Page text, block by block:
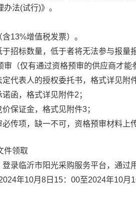
法(试行)》 。
含13%增值税发票）。
招标数量，低于者将无法参与报量
审（仅有通过资格预审的供应商才能
定代表人的授权委托书，格式详见附
诺函，格式详见附件2；
价保证金，格式见附件3；
传项，缺一不可，资格预审材料
件领取
录临沂市阳光采购服务平台，通过
年10月8日15：00至2024年10月